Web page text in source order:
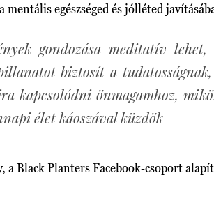
egészséged és jólléted
gondozása meditatív lehet,
biztosít a
kapcsolódni önmagamhoz,
élet káoszával küzdök
a Black Planters Facebook-csoport